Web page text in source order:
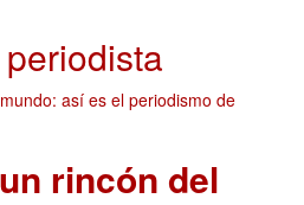
rincón del